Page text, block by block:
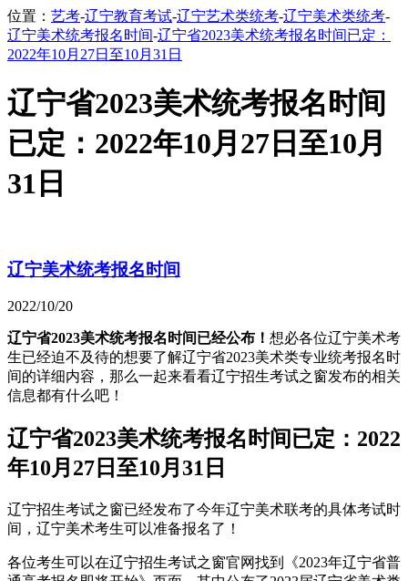
位置： 艺考-辽宁教育考试-辽宁艺术类统考-辽宁美术类统考-
辽宁美术统考报名时间-辽宁省2023美术统考报名时间已定：
2022年10月27日至10月31日
辽宁省2023美术统考报名时间
已定：2022年10月27日至10月
31日
辽宁美术统考报名时间
2022/10/20
辽宁省2023美术统考报名时间已经公布！ 想必各位辽宁美术考
生已经迫不及待的想要了解辽宁省2023美术类专业统考报名时
间的详细内容，那么一起来看看辽宁招生考试之窗发布的相关
信息都有什么吧！
辽宁省2023美术统考报名时间已定：2022
年10月27日至10月31日
辽宁招生考试之窗已经发布了今年辽宁美术联考的具体考试时
间，辽宁美术考生可以准备报名了！
各位考生可以在辽宁招生考试之窗官网找到《2023年辽宁省普